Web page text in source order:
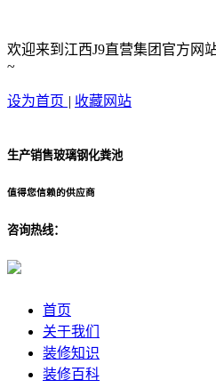
欢迎来到江西J9直营集团官方网
~
设为首页 | 收藏网站
生产销售玻璃钢化粪池
值得您信赖的供应商
咨询热线：
首页
关于我们
装修知识
装修百科